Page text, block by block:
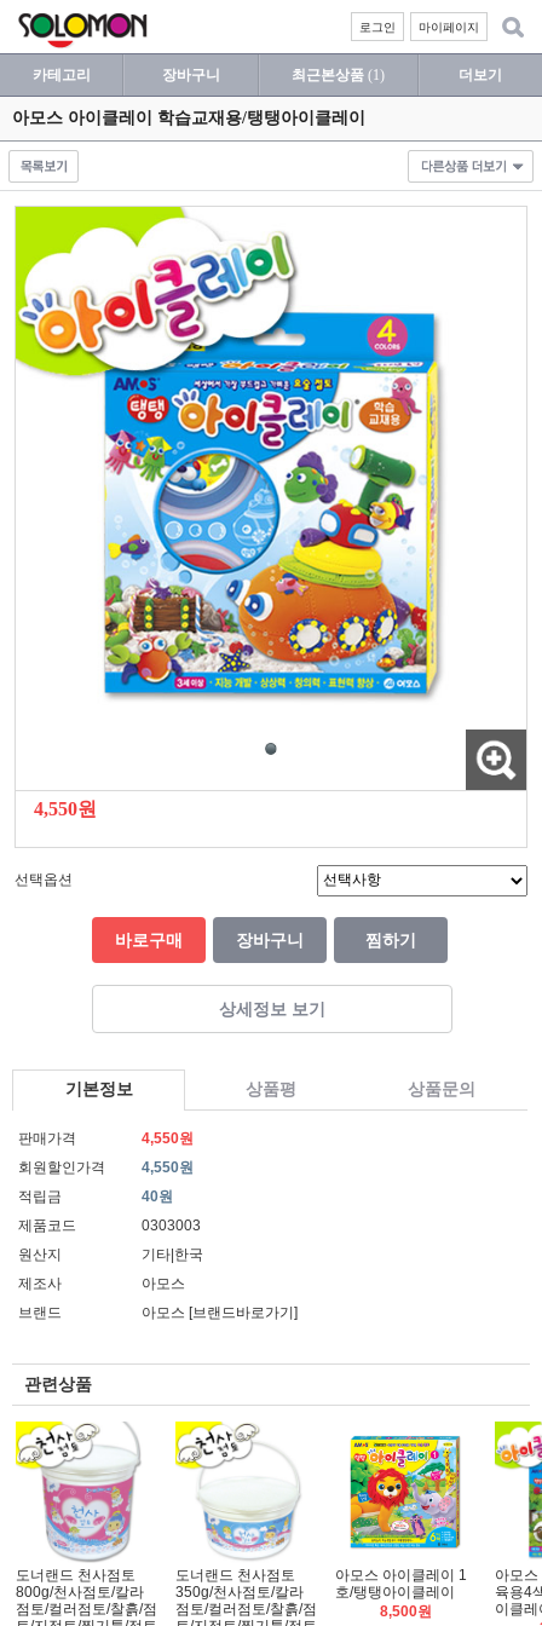
마이페이지
로그인
카테고리 장바구니 최근본상품 (1) 더보기
아모스 아이클레이 학습교재용/탱탱아이클레이
4,550원
선택옵션
바로구매 장바구니 찜하기
상세정보 보기
기본정보 상품평 상품문의
판매가격
4,550원
회원할인가격
4,550원
적립금
40원
제품코드
0303003
원산지
기타|한국
제조사
아모스
브랜드
아모스 [브랜드바로가기]
관련상품
도너랜드 천사점토
800g/천사점토/칼라
점토/컬러점토/찰흙/점
도너랜드 천사점토
350g/천사점토/칼라
점토/컬러점토/찰흙/점
아모스 아이클레이 1
호/탱탱아이클레이
8,500원
아모
육용4
이클레